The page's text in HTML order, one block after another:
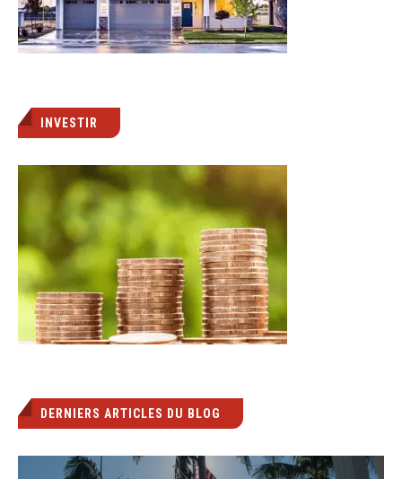
INVESTIR
DERNIERS ARTICLES DU BLOG